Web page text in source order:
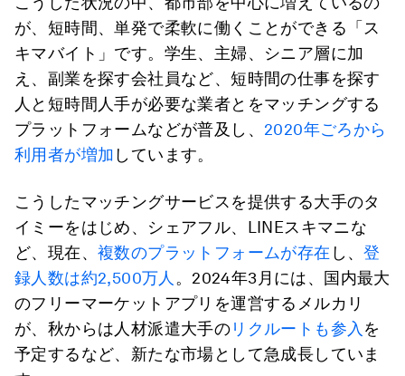
が、短時間、単発で柔軟に働くことができる「ス
キマバイト」です。学生、主婦、シニア層に加
え、副業を探す会社員など、短時間の仕事を探す
人と短時間人手が必要な業者とをマッチングする
プラットフォームなどが普及し、 2020年ごろから
利用者が増加 しています。
こうしたマッチングサービスを提供する大手のタ
イミーをはじめ、シェアフル、LINEスキマニな
ど、現在、 複数のプラットフォームが存在 し、登
録人数は約2,500万人 。2024年3月には、国内最大
のフリーマーケットアプリを運営するメルカリ
が、秋からは人材派遣大手のリクルートも参入 を
予定するなど、新たな市場として急成長していま